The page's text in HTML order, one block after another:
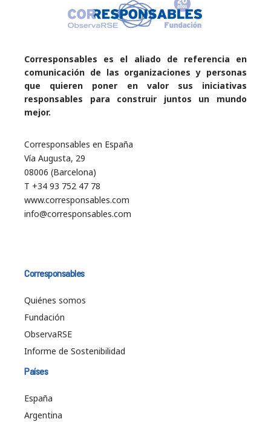
Corresponsables es el aliado de referencia en
comunicación de las organizaciones y personas
que quieren poner en valor sus iniciativas
responsables para construir juntos un mundo
mejor.
Corresponsables en España
Vía Augusta, 29
08006 (Barcelona)
T +34 93 752 47 78
www.corresponsables.com
info@corresponsables.com
Corresponsables
Quiénes somos
Fundación
ObservaRSE
Informe de Sostenibilidad
Países
España
Argentina